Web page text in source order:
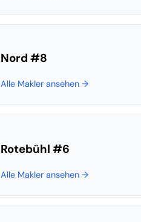
Nord #8
Alle Makler ansehen →
Rotebühl #6
Alle Makler ansehen →